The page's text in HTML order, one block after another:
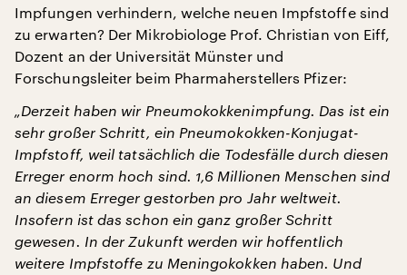
Impfungen verhindern, welche neuen Impfstoffe sind
zu erwarten? Der Mikrobiologe Prof. Christian von Eiff,
Dozent an der Universität Münster und
Forschungsleiter beim Pharmaherstellers Pfizer:
„Derzeit haben wir Pneumokokkenimpfung. Das ist ein
sehr großer Schritt, ein Pneumokokken-Konjugat-
Impfstoff, weil tatsächlich die Todesfälle durch diesen
Erreger enorm hoch sind. 1,6 Millionen Menschen sind
an diesem Erreger gestorben pro Jahr weltweit.
Insofern ist das schon ein ganz großer Schritt
gewesen. In der Zukunft werden wir hoffentlich
weitere Impfstoffe zu Meningokokken haben. Und